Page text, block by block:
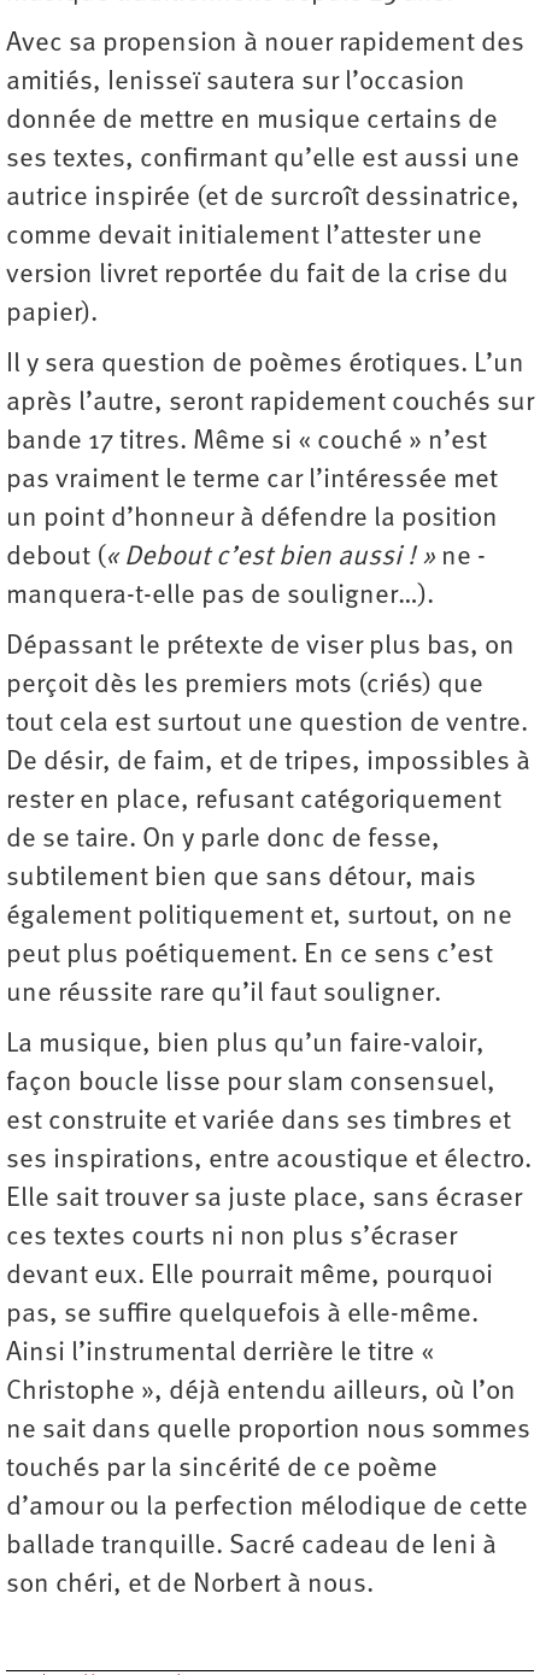
Avec sa propension à nouer rapidement des
amitiés, Ienisseï sautera sur l’occasion
donnée de mettre en musique certains de
ses textes, confirmant qu’elle est aussi une
autrice inspirée (et de surcroît dessinatrice,
comme devait initialement l’attester une
version livret reportée du fait de la crise du
papier).
Il y sera question de poèmes érotiques. L’un
après l’autre, seront rapidement couchés sur
bande 17 titres. Même si « couché » n’est
pas vraiment le terme car l’intéressée met
un point d’honneur à défendre la position
debout (« Debout c’est bien aussi ! » ne ­
manquera-t-elle pas de souligner…).
Dépassant le prétexte de viser plus bas, on
perçoit dès les premiers mots (criés) que
tout cela est surtout une question de ventre.
De désir, de faim, et de tripes, impossibles à
rester en place, refusant catégoriquement
de se taire. On y parle donc de fesse,
subtilement bien que sans détour, mais
également politiquement et, surtout, on ne
peut plus poétiquement. En ce sens c’est
une réussite rare qu’il faut souligner.
La musique, bien plus qu’un faire-valoir,
façon boucle lisse pour slam consensuel,
est construite et variée dans ses timbres et
ses inspirations, entre acoustique et électro.
Elle sait trouver sa juste place, sans écraser
ces textes courts ni non plus s’écraser
devant eux. Elle pourrait même, pourquoi
pas, se suffire quelquefois à elle-même.
Ainsi l’instrumental derrière le titre «
Christophe », déjà entendu ailleurs, où l’on
ne sait dans quelle proportion nous sommes
touchés par la sincérité de ce poème
d’amour ou la perfection mélodique de cette
ballade tranquille. Sacré cadeau de Ieni à
son chéri, et de Norbert à nous.